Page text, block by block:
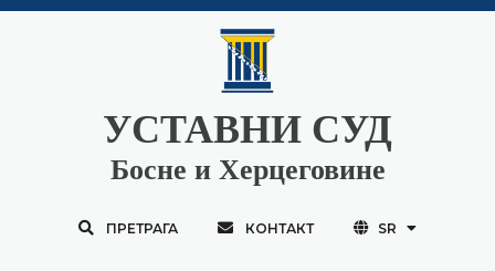
УСТАВНИ СУД
Босне и Херцеговине
ПРЕТРАГА КОНТАКТ SR